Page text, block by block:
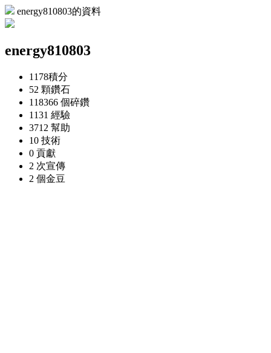
energy810803的資料
energy810803
1178積分
52 顆鑽石
118366 個碎鑽
1131 經驗
3712 幫助
10 技術
0 貢獻
2 次宣傳
2 個金豆